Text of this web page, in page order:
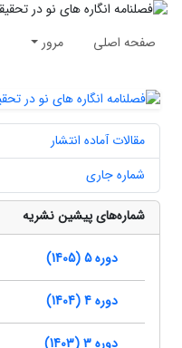
صفحه اصلی مرور
مقالات آماده انتشار
شماره جاری
شماره‌های پیشین نشریه
دوره 5 (1405)
دوره 4 (1404)
دوره 3 (1403)